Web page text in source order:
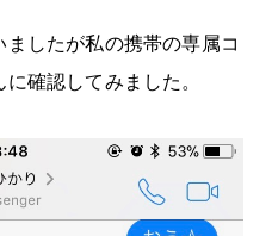
したが私の携帯の専属コ
確認してみました。